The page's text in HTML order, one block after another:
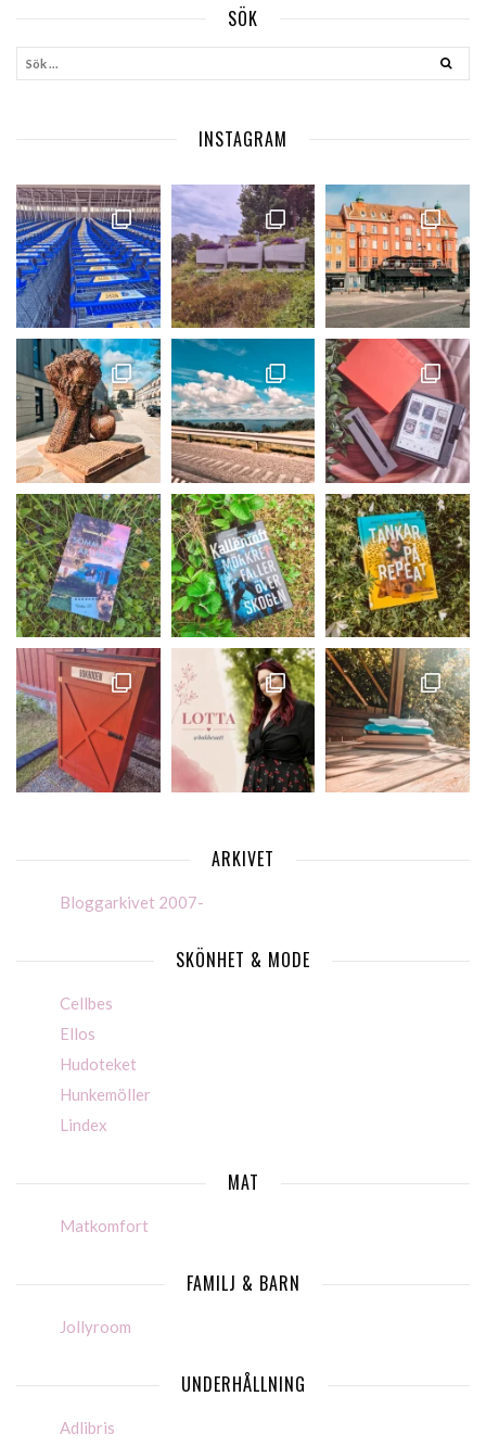
SÖK
INSTAGRAM
ARKIVET
Bloggarkivet 2007-
SKÖNHET & MODE
Cellbes
Ellos
Hudoteket
Hunkemöller
Lindex
MAT
Matkomfort
FAMILJ & BARN
Jollyroom
UNDERHÅLLNING
Adlibris